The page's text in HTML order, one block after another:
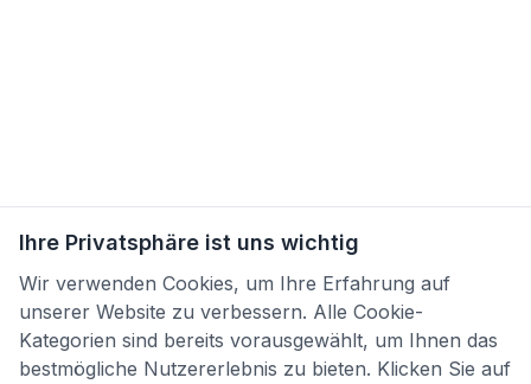
Ihre Privatsphäre ist uns wichtig
Wir verwenden Cookies, um Ihre Erfahrung auf
unserer Website zu verbessern. Alle Cookie-
Kategorien sind bereits vorausgewählt, um Ihnen das
bestmögliche Nutzererlebnis zu bieten. Klicken Sie auf